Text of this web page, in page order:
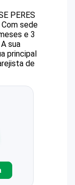
PERES
Com sede
e 3
A sua
principal
de